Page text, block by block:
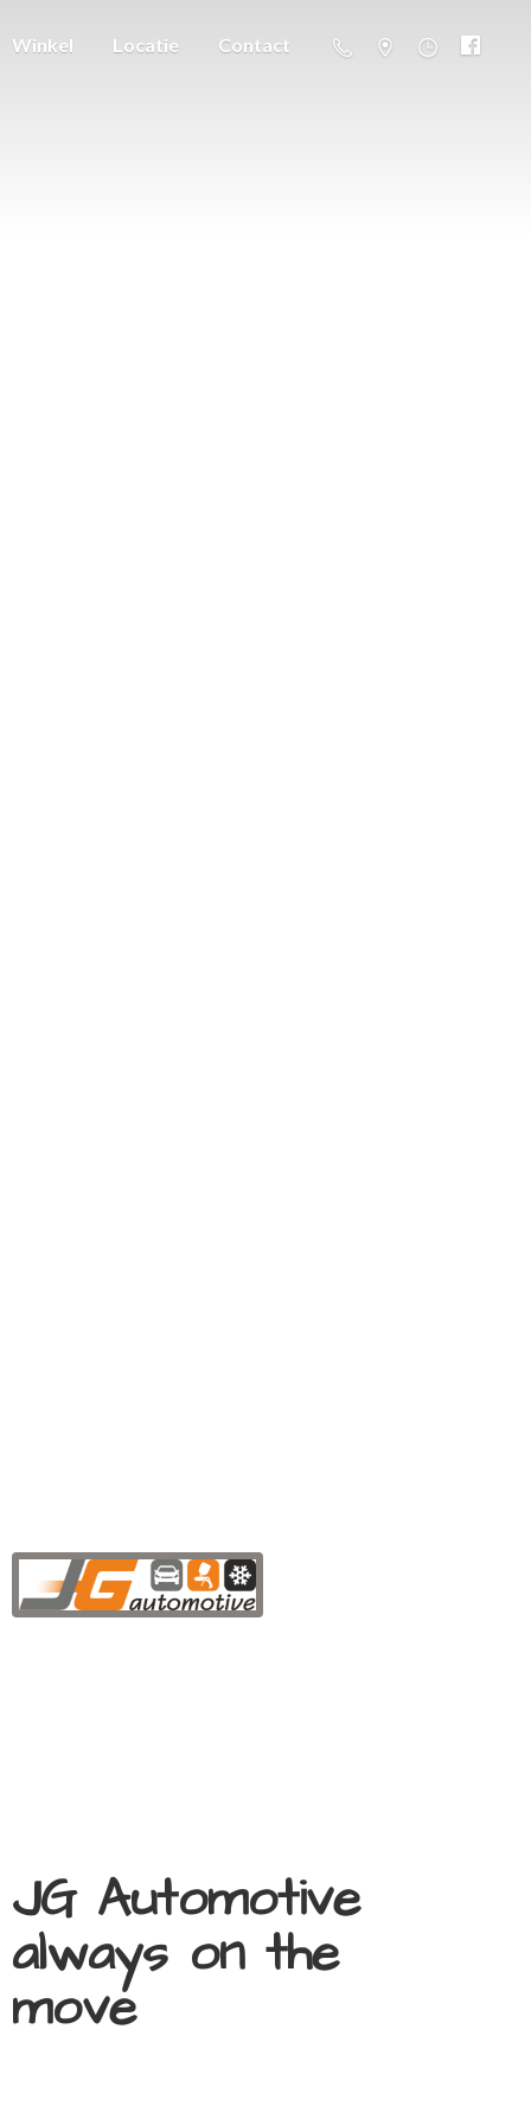
Winkel Locatie Contact
JG Automotive
always on the
move